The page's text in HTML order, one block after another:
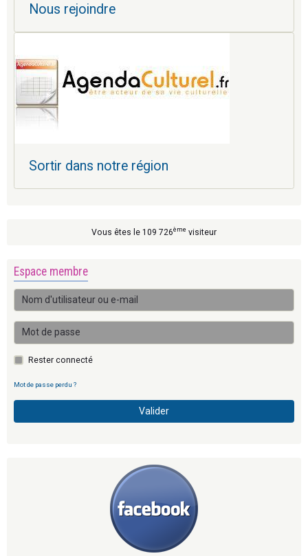
Nous rejoindre
Sortir dans notre région
Vous êtes le 109 726ème visiteur
Espace membre
Rester connecté
Mot de passe perdu ?
Valider